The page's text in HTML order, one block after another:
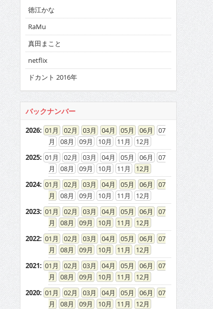
徳江かな
RaMu
真田まこと
netflix
ドカント 2016年
バックナンバー
2026: 01 02 03 04 05 06
07
08
09 10 11
12
2025: 01 02 03 04 05 06
07
08
09 10 11
12
2024: 01 02 03 04 05 06
07
08
09 10 11
12
2023: 01 02 03 04 05 06
07
08
09 10 11
12
2022: 01 02 03 04 05 06
07
08
09 10 11
12
2021: 01 02 03 04 05 06
07
08
09 10 11
12
2020: 01 02 03 04 05 06
07
08
09 10 11
12